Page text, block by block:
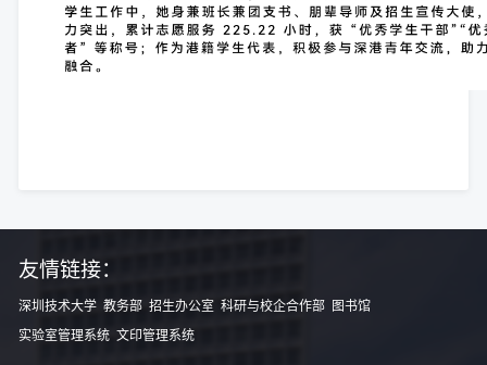
友情链接：
深圳技术大学 教务部 招生办公室 科研与校企合作部 图书馆
实验室管理系统 文印管理系统